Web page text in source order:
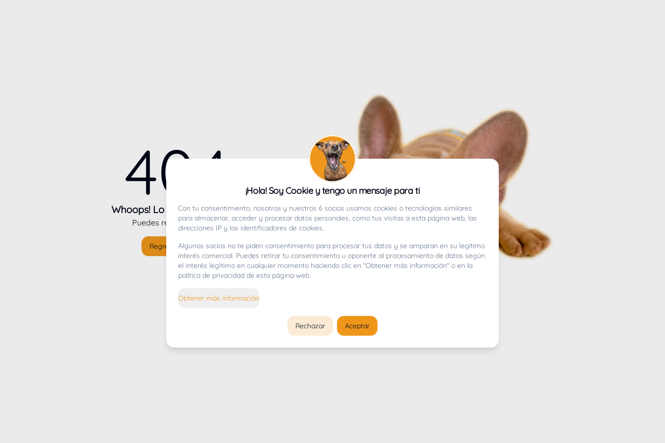
404
Whoops! Lo sentimos mucho.
Puedes regresar alinicio
Regresar al inicio
¡Hola! Soy Cookie y tengo un mensaje para ti
Con tu consentimiento, nosotros y nuestros 6 socios usamos cookies o tecnologías similares
para almacenar, acceder y procesar datos personales, como tus visitas a esta página web, las
direcciones IP y los identificadores de cookies.
Algunos socios no te piden consentimiento para procesar tus datos y se amparan en su legítimo
interés comercial. Puedes retirar tu consentimiento u oponerte al procesamiento de datos según
el interés legítimo en cualquier momento haciendo clic en "Obtener más información" o en la
política de privacidad de esta página web.
Obtener más información
Rechazar Aceptar